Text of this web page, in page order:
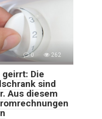
0 262
Die
sind
Aus diesem